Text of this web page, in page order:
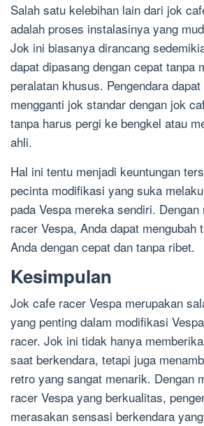
Salah satu kelebihan lain dari jok
adalah proses instalasinya yang
Jok ini biasanya dirancang
dapat dipasang dengan cepat tanpa
peralatan khusus. Pengendara
mengganti jok standar dengan jok
tanpa harus pergi ke bengkel atau
ahli.
Hal ini tentu menjadi keuntungan
pecinta modifikasi yang suka
pada Vespa mereka sendiri.
racer Vespa, Anda dapat mengubah
Anda dengan cepat dan tanpa ribet.
Kesimpulan
Jok cafe racer Vespa merupakan
yang penting dalam modifikasi
racer. Jok ini tidak hanya
saat berkendara, tetapi juga
retro yang sangat menarik. Dengan
racer Vespa yang berkualitas,
merasakan sensasi berkendara